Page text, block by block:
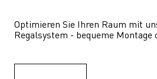
Optimieren Sie Ihren Raum mit
Regalsystem - bequeme Montage